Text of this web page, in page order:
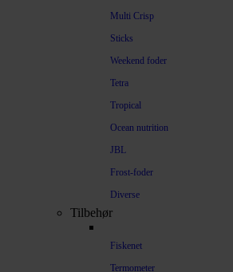
Multi Crisp
Sticks
Weekend foder
Tetra
Tropical
Ocean nutrition
JBL
Frost-foder
Diverse
Tilbehør
Fiskenet
Termometer